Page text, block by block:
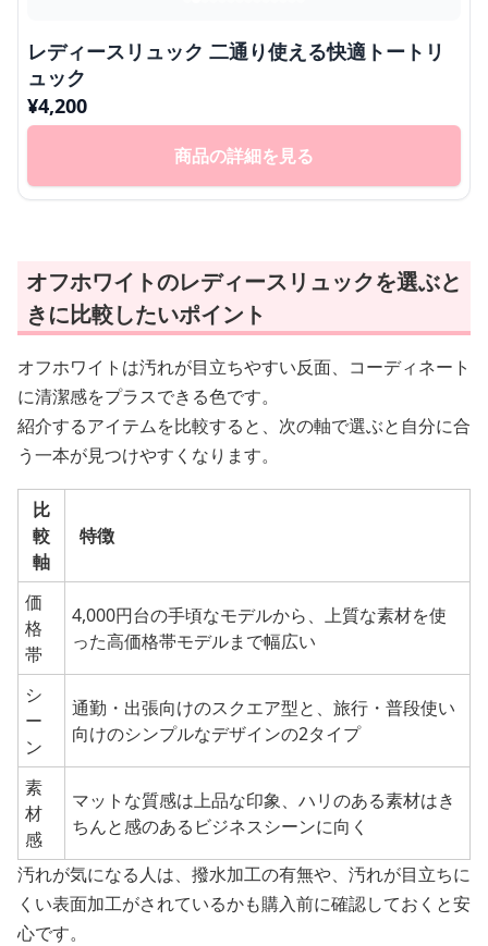
レディースリュック 二通り使える快適トートリ
ュック
¥4,200
商品の詳細を見る
オフホワイトのレディースリュックを選ぶと
きに比較したいポイント
オフホワイトは汚れが目立ちやすい反面、コーディネート
に清潔感をプラスできる色です。
紹介するアイテムを比較すると、次の軸で選ぶと自分に合
う一本が見つけやすくなります。
比
較
軸
特徴
価
格
帯
4,000円台の手頃なモデルから、上質な素材を使
った高価格帯モデルまで幅広い
シ
ー
ン
通勤・出張向けのスクエア型と、旅行・普段使い
向けのシンプルなデザインの2タイプ
素
材
感
マットな質感は上品な印象、ハリのある素材はき
ちんと感のあるビジネスシーンに向く
汚れが気になる人は、撥水加工の有無や、汚れが目立ちに
くい表面加工がされているかも購入前に確認しておくと安
心です。